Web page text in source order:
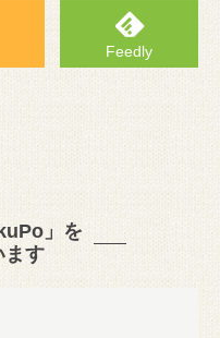
Feedly
」を
ます